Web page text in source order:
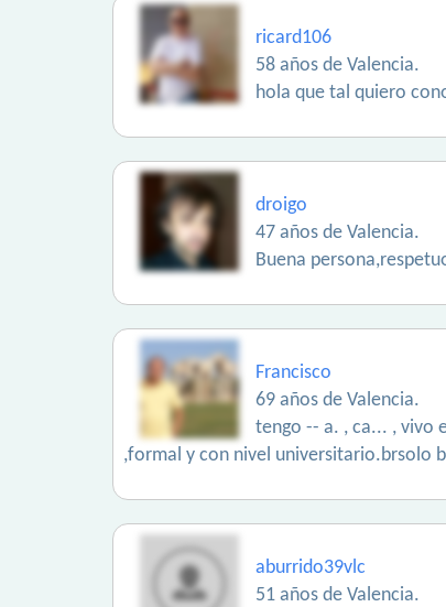
ricard106
58 años de Valencia.
hola que tal quiero
droigo
47 años de Valencia.
Buena
Francisco
69 años de Valencia.
tengo -- a. , ca... , vivo
,formal y con nivel universitario.brsolo
aburrido39vlc
51 años de Valencia.